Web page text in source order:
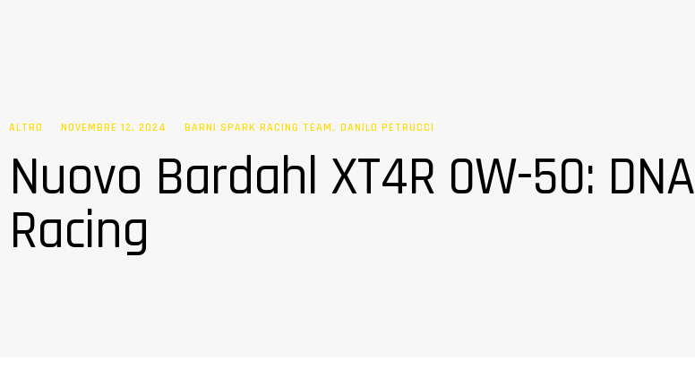
ALTRO NOVEMBRE 12, 2024 BARNI SPARK RACING TEAM, DANILO PETRUCCI
Nuovo Bardahl XT4R 0W-50: DNA
Racing